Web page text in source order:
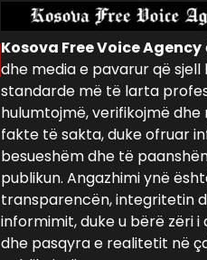
Kosova Free Voice Agency
dhe media e pavarur që
standarde më të larta
hulumtojmë, verifikojmë
fakte të sakta, duke ofruar
besueshëm dhe të
publikun. Angazhimi ynë
transparencën, integritetin
informimit, duke u bërë zëri
dhe pasqyra e realitetit në